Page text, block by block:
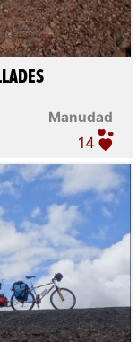
Manudad
14